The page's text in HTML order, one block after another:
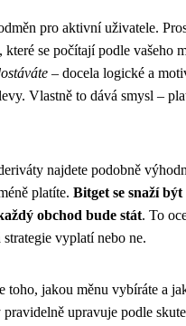
pro aktivní uživatele.
se počítají podle vašeho
– docela logické a
Vlastně to dává smysl –
najdete podobně
platíte. Bitget se snaží
obchod bude stát. To
vyplatí nebo ne.
jakou měnu vybíráte a
upravuje podle